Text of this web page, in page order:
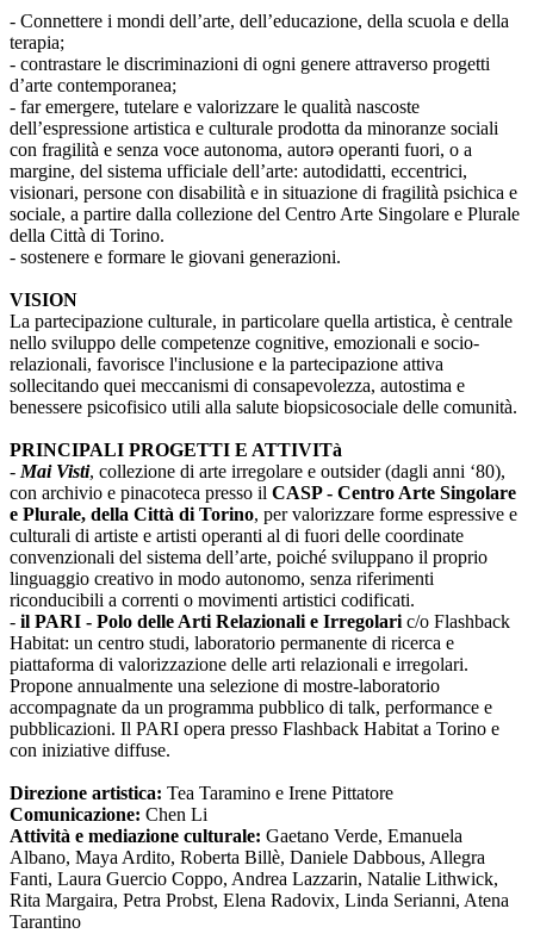
- Connettere i mondi dell’arte, dell’educazione, della scuola e della
terapia;
- contrastare le discriminazioni di ogni genere attraverso progetti
d’arte contemporanea;
- far emergere, tutelare e valorizzare le qualità nascoste
dell’espressione artistica e culturale prodotta da minoranze sociali
con fragilità e senza voce autonoma, autorə operanti fuori, o a
margine, del sistema ufficiale dell’arte: autodidatti, eccentrici,
visionari, persone con disabilità e in situazione di fragilità psichica e
sociale, a partire dalla collezione del Centro Arte Singolare e Plurale
della Città di Torino.
- sostenere e formare le giovani generazioni.
VISION
La partecipazione culturale, in particolare quella artistica, è centrale
nello sviluppo delle competenze cognitive, emozionali e socio-
relazionali, favorisce l'inclusione e la partecipazione attiva
sollecitando quei meccanismi di consapevolezza, autostima e
benessere psicofisico utili alla salute biopsicosociale delle comunità.
PRINCIPALI PROGETTI E ATTIVITà
- Mai Visti, collezione di arte irregolare e outsider (dagli anni ‘80),
con archivio e pinacoteca presso il CASP - Centro Arte Singolare
e Plurale, della Città di Torino, per valorizzare forme espressive e
culturali di artiste e artisti operanti al di fuori delle coordinate
convenzionali del sistema dell’arte, poiché sviluppano il proprio
linguaggio creativo in modo autonomo, senza riferimenti
riconducibili a correnti o movimenti artistici codificati.
- il PARI - Polo delle Arti Relazionali e Irregolari c/o Flashback
Habitat: un centro studi, laboratorio permanente di ricerca e
piattaforma di valorizzazione delle arti relazionali e irregolari.
Propone annualmente una selezione di mostre-laboratorio
accompagnate da un programma pubblico di talk, performance e
pubblicazioni. Il PARI opera presso Flashback Habitat a Torino e
con iniziative diffuse.
Direzione artistica: Tea Taramino e Irene Pittatore
Comunicazione: Chen Li
Attività e mediazione culturale: Gaetano Verde, Emanuela
Albano, Maya Ardito, Roberta Billè, Daniele Dabbous, Allegra
Fanti, Laura Guercio Coppo, Andrea Lazzarin, Natalie Lithwick,
Rita Margaira, Petra Probst, Elena Radovix, Linda Serianni, Atena
Tarantino